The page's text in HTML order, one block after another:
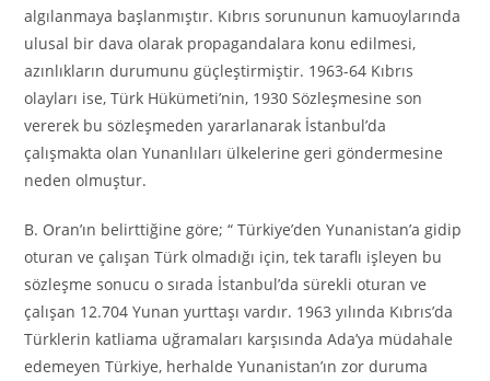
algılanmaya başlanmıştır. Kıbrıs sorununun kamuoylarında
ulusal bir dava olarak propagandalara konu edilmesi,
azınlıkların durumunu güçleştirmiştir. 1963-64 Kıbrıs
olayları ise, Türk Hükümeti’nin, 1930 Sözleşmesine son
vererek bu sözleşmeden yararlanarak İstanbul’da
çalışmakta olan Yunanlıları ülkelerine geri göndermesine
neden olmuştur.
B. Oran’ın belirttiğine göre; “ Türkiye’den Yunanistan’a gidip
oturan ve çalışan Türk olmadığı için, tek taraflı işleyen bu
sözleşme sonucu o sırada İstanbul’da sürekli oturan ve
çalışan 12.704 Yunan yurttaşı vardır. 1963 yılında Kıbrıs’da
Türklerin katliama uğramaları karşısında Ada’ya müdahale
edemeyen Türkiye, herhalde Yunanistan’ın zor duruma